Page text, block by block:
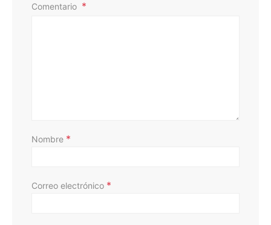
Comentario
Nombre *
Correo electrónico *